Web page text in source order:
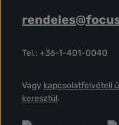
Tel.: +36-1-401-0040
Vagy kapcsolatfelvételi
keresztül.